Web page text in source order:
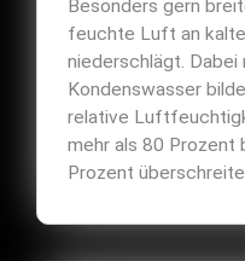
Besonders gern
feuchte Luft an
niederschlägt. Dabei
Kondenswasser
relative
mehr als 80 Prozent
Prozent